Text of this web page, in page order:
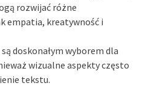
rozwijać różne
empatia, kreatywność i
doskonałym wyborem dla
wizualne aspekty często
tekstu.